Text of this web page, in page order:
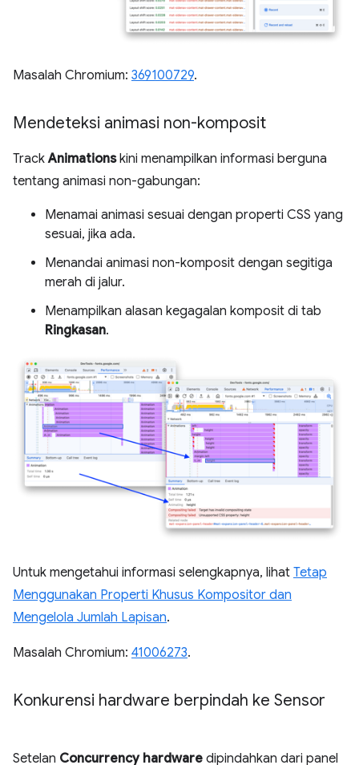
Masalah Chromium: 369100729.
Mendeteksi animasi non-komposit
TrackAnimationskini menampilkan informasi berguna
tentang animasi non-gabungan:
Menamai animasi sesuai dengan properti CSS yang
sesuai, jika ada.
Menandai animasi non-komposit dengan segitiga
merah di jalur.
Menampilkan alasan kegagalan komposit di tab
Ringkasan.
Untuk mengetahui informasi selengkapnya, lihat Tetap
Menggunakan Properti Khusus Kompositor dan
Mengelola Jumlah Lapisan.
Masalah Chromium: 41006273.
Konkurensi hardware berpindah ke Sensor
Setelan Concurrency hardware dipindahkan dari panel